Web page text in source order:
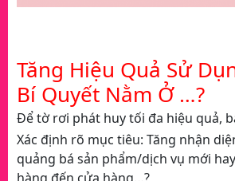
Tăng Hiệu Quả Sử
Bí Quyết Nằm Ở …?
Để tờ rơi phát huy tối đa hiệu quả,
Xác định rõ mục tiêu: Tăng nhận
quảng bá sản phẩm/dịch vụ mới